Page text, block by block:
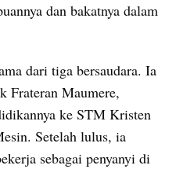
dan bakatnya dalam
dari tiga bersaudara. Ia
Frateran Maumere,
ke STM Kristen
Setelah lulus, ia
sebagai penyanyi di